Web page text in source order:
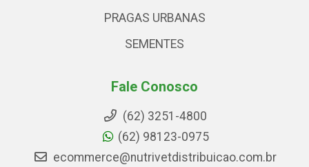
PRAGAS URBANAS
SEMENTES
Fale Conosco
(62) 3251-4800
(62) 98123-0975
ecommerce@nutrivetdistribuicao.com.br